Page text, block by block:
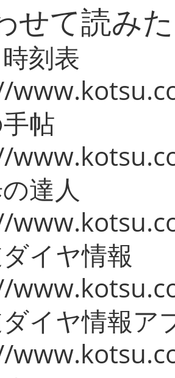
せて読み
刻表
帖
達人
イヤ情報
イヤ情報ア